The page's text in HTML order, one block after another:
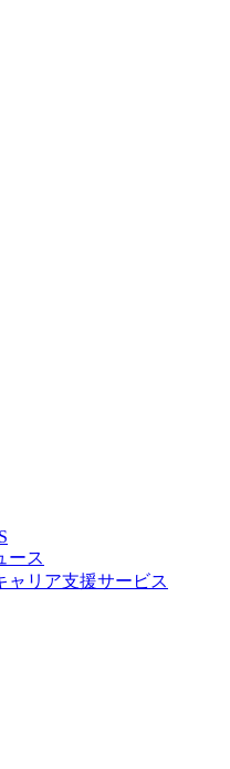
ース
ャリア支援サービス